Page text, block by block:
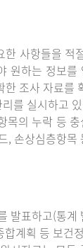
사항들을
원하는 정보
한 조사 자료
를 실시하고
목의 누락 등
, 손상심층항
발표하고(통
계획 등 보건